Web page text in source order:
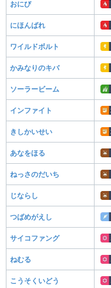
おにび
にほんばれ
ワイルドボルト
かみなりのキバ
ソーラービーム
インファイト
きしかいせい
あなをほる
ねっさのだいち
じならし
つばめがえし
サイコファング
ねむる
こうそくいどう